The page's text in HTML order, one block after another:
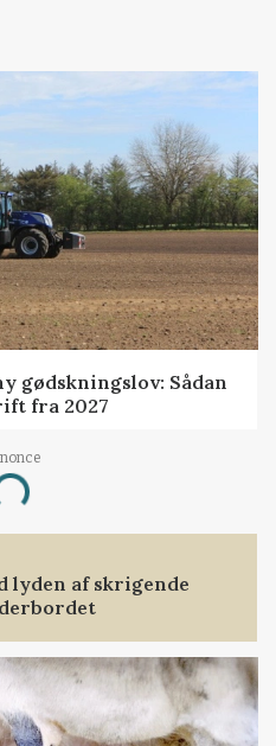
gødskningslov: Sådan
fra 2027
lyden af skrigende